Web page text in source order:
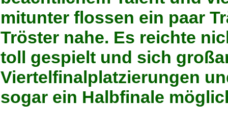
mitunter flossen ein paar
Tröster nahe. Es reichte
toll gespielt und sich
Viertelfinalplatzierungen
sogar ein Halbfinale